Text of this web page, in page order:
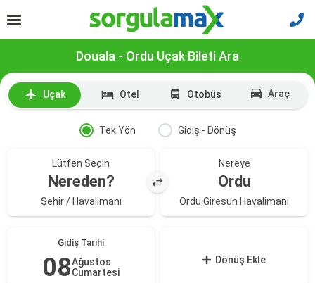
Douala - Ordu Uçak Bileti Ara
Uçak Otel Otobüs Araç
Tek Yön Gidiş - Dönüş
Lütfen Seçin
Nereden?
Şehir / Havalimanı
Nereye
Ordu
Ordu Giresun Havalimanı
Gidiş Tarihi
08Ağustos
Cumartesi
Dönüş Ekle